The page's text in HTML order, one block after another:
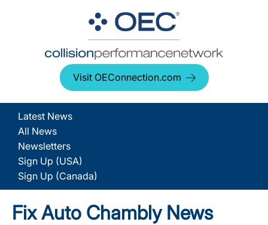
Visit OEConnection.com
Latest News
All News
Newsletters
Sign Up (USA)
Sign Up (Canada)
Fix Auto Chambly News